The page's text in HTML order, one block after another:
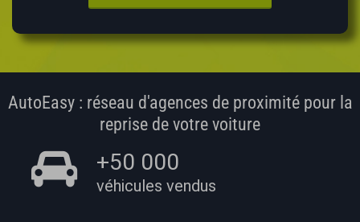
AutoEasy : réseau d'agences de proximité pour la
reprise de votre voiture
+50 000
véhicules vendus